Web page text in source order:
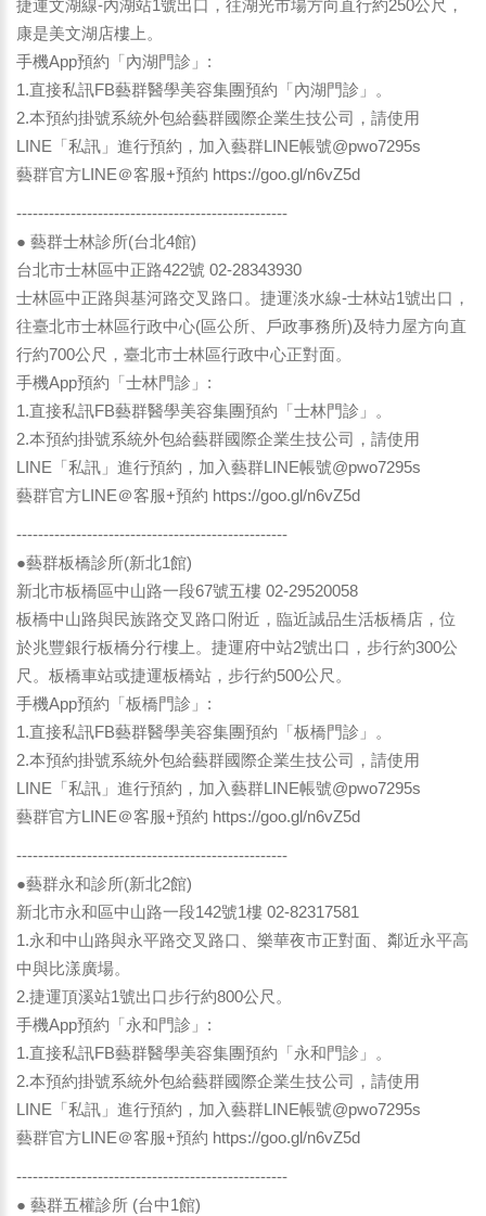
捷運文湖線-內湖站1號出口，往湖光市場方向直行約250公尺，
康是美文湖店樓上。
手機App預約「內湖門診」:
1.直接私訊FB藝群醫學美容集團預約「內湖門診」。
2.本預約掛號系統外包給藝群國際企業生技公司，請使用
LINE「私訊」進行預約，加入藝群LINE帳號@pwo7295s
藝群官方LINE＠客服+預約 https://goo.gl/n6vZ5d
--------------------------------------------------
● 藝群士林診所(台北4館)
台北市士林區中正路422號 02-28343930
士林區中正路與基河路交叉路口。捷運淡水線-士林站1號出口，
往臺北市士林區行政中心(區公所、戶政事務所)及特力屋方向直
行約700公尺，臺北市士林區行政中心正對面。
手機App預約「士林門診」:
1.直接私訊FB藝群醫學美容集團預約「士林門診」。
2.本預約掛號系統外包給藝群國際企業生技公司，請使用
LINE「私訊」進行預約，加入藝群LINE帳號@pwo7295s
藝群官方LINE＠客服+預約 https://goo.gl/n6vZ5d
--------------------------------------------------
●藝群板橋診所(新北1館)
新北市板橋區中山路一段67號五樓 02-29520058
板橋中山路與民族路交叉路口附近，臨近誠品生活板橋店，位
於兆豐銀行板橋分行樓上。捷運府中站2號出口，步行約300公
尺。板橋車站或捷運板橋站，步行約500公尺。
手機App預約「板橋門診」:
1.直接私訊FB藝群醫學美容集團預約「板橋門診」。
2.本預約掛號系統外包給藝群國際企業生技公司，請使用
LINE「私訊」進行預約，加入藝群LINE帳號@pwo7295s
藝群官方LINE＠客服+預約 https://goo.gl/n6vZ5d
--------------------------------------------------
●藝群永和診所(新北2館)
新北市永和區中山路一段142號1樓 02-82317581
1.永和中山路與永平路交叉路口、樂華夜市正對面、鄰近永平高
中與比漾廣場。
2.捷運頂溪站1號出口步行約800公尺。
手機App預約「永和門診」:
1.直接私訊FB藝群醫學美容集團預約「永和門診」。
2.本預約掛號系統外包給藝群國際企業生技公司，請使用
LINE「私訊」進行預約，加入藝群LINE帳號@pwo7295s
藝群官方LINE＠客服+預約 https://goo.gl/n6vZ5d
--------------------------------------------------
● 藝群五權診所 (台中1館)